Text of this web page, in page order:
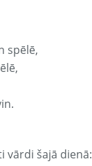
spēlē,
vārdi šajā dienā: